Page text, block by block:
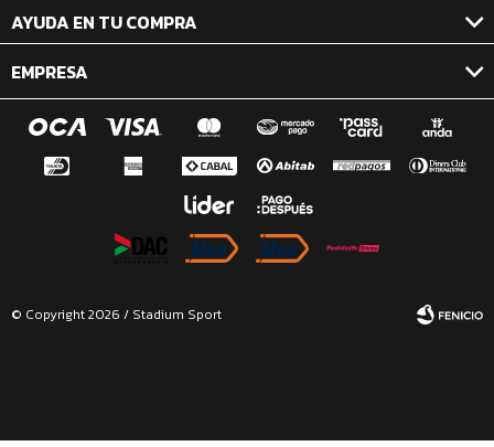
AYUDA EN TU COMPRA
EMPRESA
© Copyright 2026 / Stadium Sport